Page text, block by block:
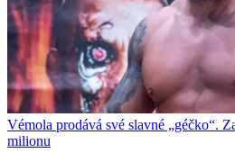
Vémola prodává své slavné „géčko“.
milionu